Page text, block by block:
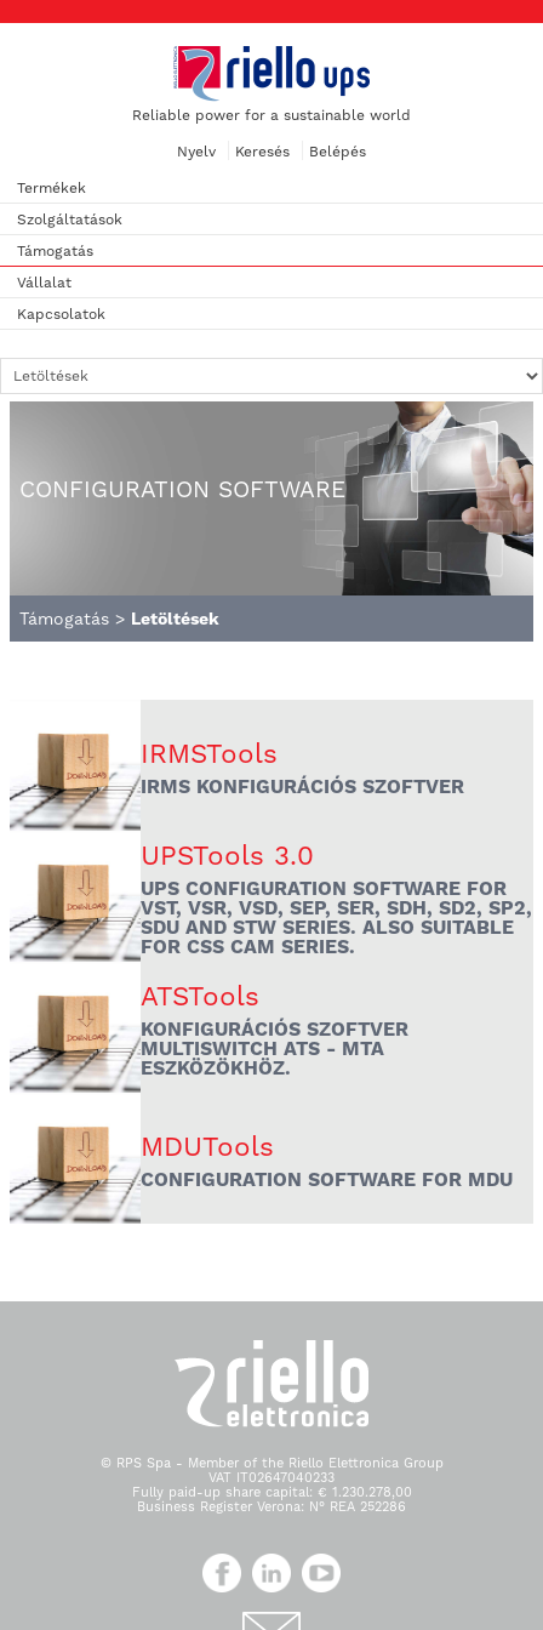
Reliable power for a sustainable world
Nyelv Keresés Belépés
Termékek
Szolgáltatások
Támogatás
Vállalat
Kapcsolatok
CONFIGURATION SOFTWARE
Támogatás > Letöltések
IRMSTools
IRMS KONFIGURÁCIÓS SZOFTVER
UPSTools 3.0
UPS CONFIGURATION SOFTWARE FOR
VST, VSR, VSD, SEP, SER, SDH, SD2, SP2,
SDU AND STW SERIES. ALSO SUITABLE
FOR CSS CAM SERIES.
ATSTools
KONFIGURÁCIÓS SZOFTVER
MULTISWITCH ATS - MTA
ESZKÖZÖKHÖZ.
MDUTools
CONFIGURATION SOFTWARE FOR MDU
© RPS Spa - Member of the Riello Elettronica Group
VAT IT02647040233
Fully paid-up share capital: € 1.230.278,00
Business Register Verona: N° REA 252286